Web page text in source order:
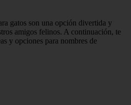
gatos son una opción divertida y
amigos felinos. A continuación, te
y opciones para nombres de